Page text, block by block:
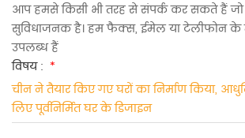
आप हमसे किसी भी तरह से संपर्क कर सकते हैं
सुविधाजनक है। हम फैक्स, ईमेल या टेलीफोन के
उपलब्ध हैं
विषय : *
चीन ने तैयार किए गए घरों का निर्माण किया,
लिए पूर्वनिर्मित घर के डिजाइन